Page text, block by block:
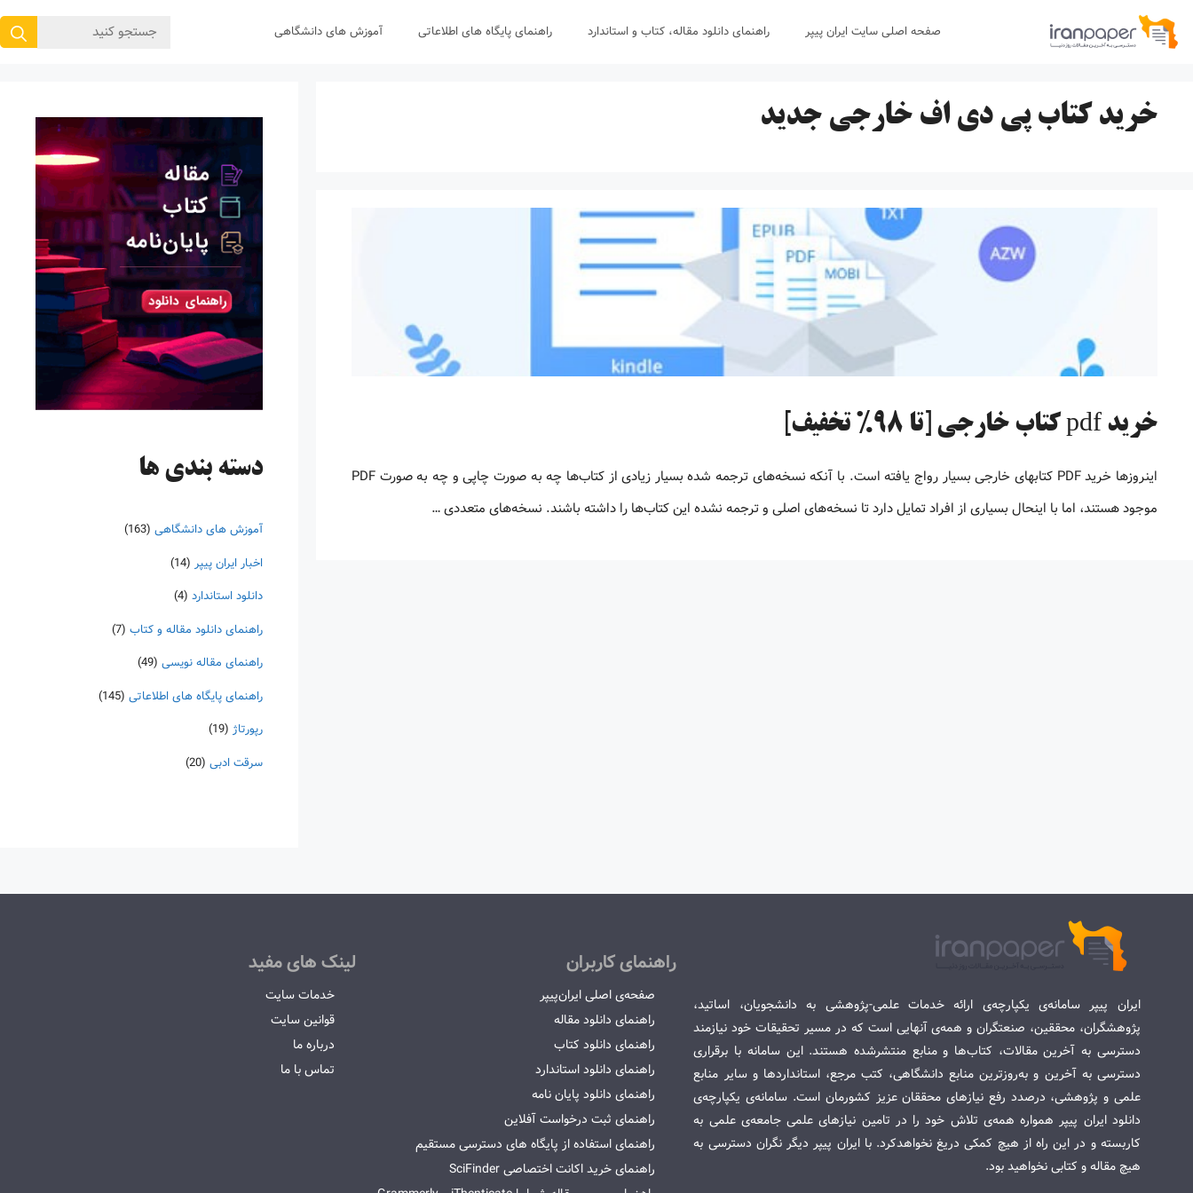
پرش
صفحه اصلی سایت ایران پیپر راهنمای دانلود مقاله، کتاب و استاندارد راهنمای پایگاه های اطلاعاتی آموزش های دانشگاهی
جستجوی
خرید کتاب پی دی اف خارجی جدید
خرید pdf کتاب خارجی [تا 98% تخفیف]
اینروزها خرید PDF کتاب‎های خارجی بسیار رواج یافته است. با آنکه نسخه‌های ترجمه شده بسیار زیادی از کتاب‌ها چه به صورت چاپی و چه به صورت PDF
موجود هستند، اما با اینحال بسیاری از افراد تمایل دارد تا نسخه‌های اصلی و ترجمه نشده این کتاب‌ها را داشته باشند. نسخه‌های متعددی …
دسته‌ بندی ها
آموزش های دانشگاهی (163)
اخبار ایران پیپر (14)
دانلود استاندارد (4)
راهنمای دانلود مقاله و کتاب (7)
راهنمای مقاله نویسی (49)
راهنمای پایگاه های اطلاعاتی (145)
رپورتاژ (19)
سرقت ادبی (20)
ایران پیپر سامانه‌ی یکپارچه‌ی ارائه خدمات علمی-پژوهشی به دانشجویان، اساتید،
پژوهشگران، محققین، صنعتگران و همه‌ی آنهایی است که در مسیر تحقیقات خود نیازمند
دسترسی به آخرین مقالات، کتاب‌ها و منابع منتشرشده هستند. این سامانه با برقراری
دسترسی به آخرین و به‌روزترین منابع دانشگاهی، کتب مرجع، استانداردها و سایر منابع
علمی و پژوهشی، درصدد رفع نیازهای محققان عزیز کشورمان است. سامانه‌ی یکپارچه‌ی
دانلود ایران پیپر همواره همه‌ی تلاش خود را در تامین نیازهای علمی جامعه‌ی علمی به
کاربسته و در این راه از هیچ کمکی دریغ نخواهدکرد. با ایران پیپر دیگر نگران دسترسی به
هیچ مقاله و کتابی نخواهید بود.
راهنمای کاربران
صفحه‌ی اصلی ایران‌پیپر
راهنمای دانلود مقاله
راهنمای دانلود کتاب
راهنمای دانلود استاندارد
راهنمای دانلود پایان نامه
راهنمای ثبت درخواست آفلاین
راهنمای استفاده از پایگاه های دسترسی مستقیم
راهنمای خرید اکانت اختصاصی SciFinder
لینک های مفید
خدمات سایت
قوانین سایت
درباره ما
تماس با ما